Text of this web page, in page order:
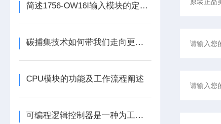
简述1756-OW16I输入模块的定期维护保养建议
碳捕集技术如何带我们走向更洁净的未来？
CPU模块的功能及工作流程阐述
可编程逻辑控制器是一种为工业环境设计的数字运算操作电子系统